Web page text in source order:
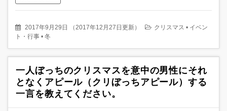
2017年9月29日 （2017年12月27日更新） クリスマス • イベン
ト・行事 • 冬
一人ぼっちのクリスマスを意中の男性にそれ
となくアピール（クリぼっちアピール）する
一言を教えてください。